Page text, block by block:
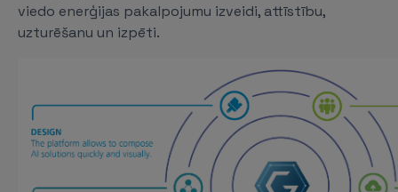
viedo enerģijas pakalpojumu izveidi, attīstību,
uzturēšanu un izpēti.